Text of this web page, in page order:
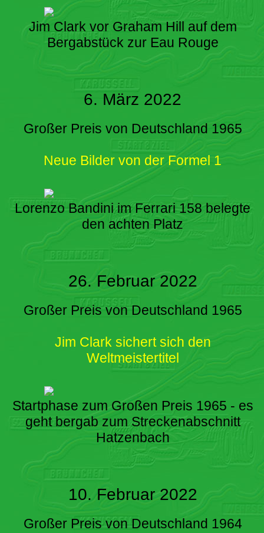
Jim Clark vor Graham Hill auf dem
Bergabstück zur Eau Rouge
6. März 2022
Großer Preis von Deutschland 1965
Neue Bilder von der Formel 1
Lorenzo Bandini im Ferrari 158 belegte
den achten Platz
26. Februar 2022
Großer Preis von Deutschland 1965
Jim Clark sichert sich den
Weltmeistertitel
Startphase zum Großen Preis 1965 - es
geht bergab zum Streckenabschnitt
Hatzenbach
10. Februar 2022
Großer Preis von Deutschland 1964